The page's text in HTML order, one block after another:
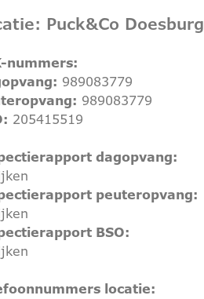
Puck&Co Doesburg
nummers:
989083779
989083779
205415519
dagopvang:
peuteropvang:
BSO:
locatie: